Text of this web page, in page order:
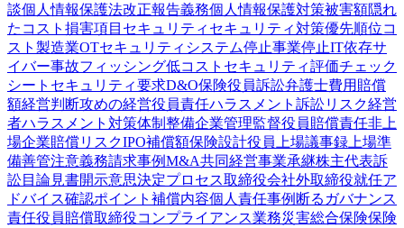
談個人情報保護法改正報告義務個人情報保護対策被害額隠れ
たコスト 損害項目 セキュリティ セキュリティ対策優先順位コ
スト 製造業OTセキュリティ システム停止事業停止IT依存サ
イバー事故フィッシング低コスト セキュリティ評価チェック
シート セキュリティ要求D&O保険役員訴訟弁護士費用 賠償
額経営判断攻めの経営役員責任ハラスメント 訴訟リスク経営
者ハラスメント対策体制整備企業管理監督役員賠償責任非上
場企業賠償リスクIPO補償額保険設計役員 上場議事録 上場準
備善管注意義務請求事例M&A共同経営事業承継株主代表訴
訟目論見書開示意思決定プロセス取締役会社外取締役就任ア
ドバイス確認ポイント 補償内容個人責任事例 断る ガバナンス
責任役員賠償取締役コンプライアンス業務災害総合保険保険